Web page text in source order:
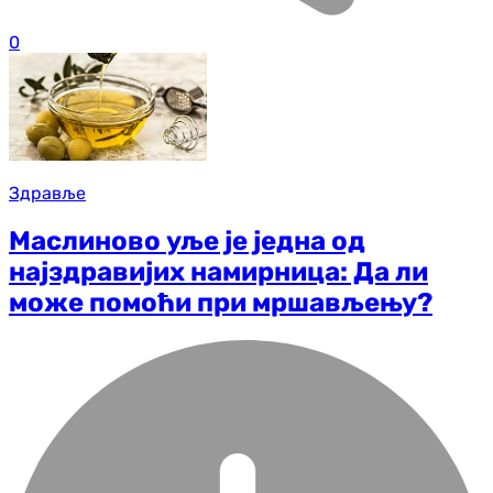
0
Здравље
Маслиново уље је једна од
најздравијих намирница: Да ли
може помоћи при мршављењу?